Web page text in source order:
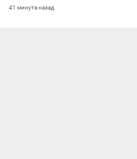
41 минута назад